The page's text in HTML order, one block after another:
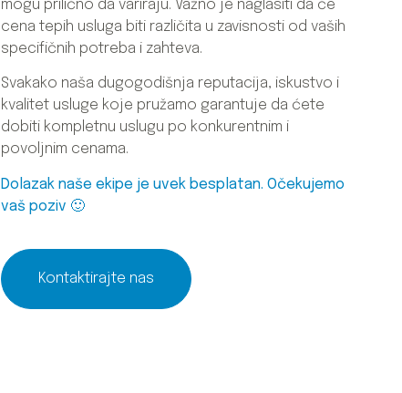
mogu prilično da variraju. Važno je naglasiti da će
cena tepih usluga biti različita u zavisnosti od vaših
specifičnih potreba i zahteva.
Svakako naša dugogodišnja reputacija, iskustvo i
kvalitet usluge koje pružamo garantuje da ćete
dobiti kompletnu uslugu po konkurentnim i
povoljnim cenama.
Dolazak naše ekipe je uvek besplatan. Očekujemo
vaš poziv 🙂
Kontaktirajte nas